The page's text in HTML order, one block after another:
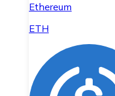
Ethereum
ETH